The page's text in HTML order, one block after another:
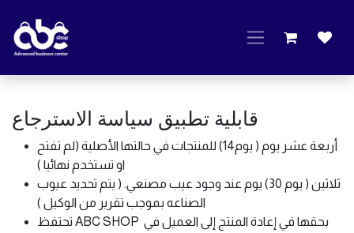
قابلية تطبيق سياسة الاسترجاع
أربعة عشر يوم ( يوم14) للمنتجات في حالتها الأصلية (لم تفتح
او تستخدم نهائيا )
ثلاثين ( يوم 30) يوم عند وجود عيب مصنعي. ( يتم تحديد عيوب
الصناعه بموجب تقرير من الوكيل )
تحتفظ ABC SHOP بحقها في إعادة المنتج إلى العميل في